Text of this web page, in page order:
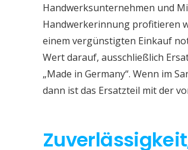
Handwerksunternehmen und
Handwerkerinnung profitieren
einem vergünstigten Einkauf
Wert darauf, ausschließlich
„Made in Germany“. Wenn im
dann ist das Ersatzteil mit der